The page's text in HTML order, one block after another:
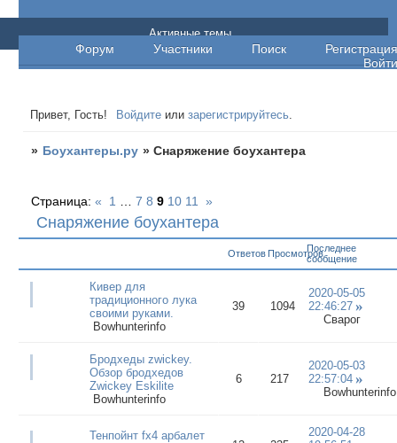
Боухантеры.ру
Форум Участники Поиск
Регистрация
Войти
Активные темы
Привет, Гость! Войдите илизарегистрируйтесь.
» Боухантеры.ру »Снаряжение боухантера
Снаряжение боухантера
Страница:« 1 … 7 8 9 10 11 »
Ответов ПросмотровПоследнее
сообщение
Кивер для
традиционного лука
своими руками.
Bowhunterinfo
39 1094
2020-05-05
22:46:27
Сварог
Бродхеды zwickey.
Обзор бродхедов
Zwickey Eskilite
Bowhunterinfo
6 217
2020-05-03
22:57:04
Bowhunterinfo
Тенпойнт fx4 арбалет
2020-04-28